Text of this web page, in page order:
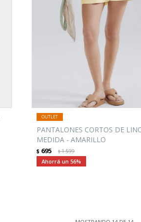
PANTALONES CORTOS DE
MEDIDA - AMARILLO
$ 695 $1.599
56